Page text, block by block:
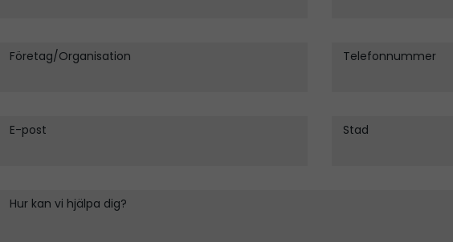
Företag/Organisation Telefonnummer
E-post Stad
Hur kan vi hjälpa dig?